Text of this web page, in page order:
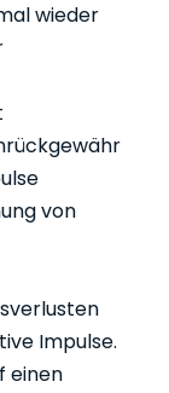
wieder
von
Impulse.
einen